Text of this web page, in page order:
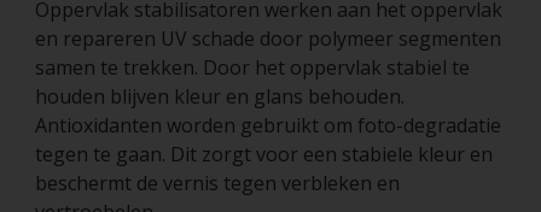
Oppervlak stabilisatoren werken aan het oppervlak
en repareren UV schade door polymeer segmenten
samen te trekken. Door het oppervlak stabiel te
houden blijven kleur en glans behouden.
Antioxidanten worden gebruikt om foto-degradatie
tegen te gaan. Dit zorgt voor een stabiele kleur en
beschermt de vernis tegen verbleken en